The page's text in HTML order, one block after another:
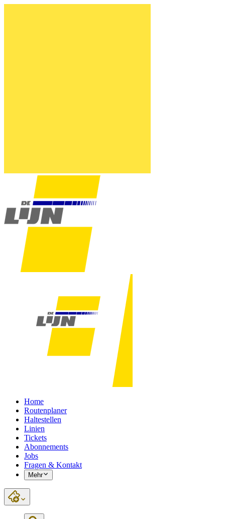
Home
Routenplaner
Haltestellen
Linien
Tickets
Abonnements
Jobs
Fragen & Kontakt
Mehr